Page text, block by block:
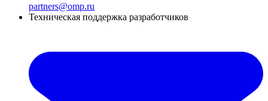
partners@omp.ru
Техническая поддержка разработчиков